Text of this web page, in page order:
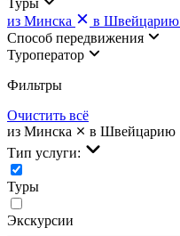
из Минска
в Швейцарию
Cпособ передвижения
Туроператор
Фильтры
Очистить всё
из Минска
в Швейцарию
Тип услуги:
Туры
Экскурсии